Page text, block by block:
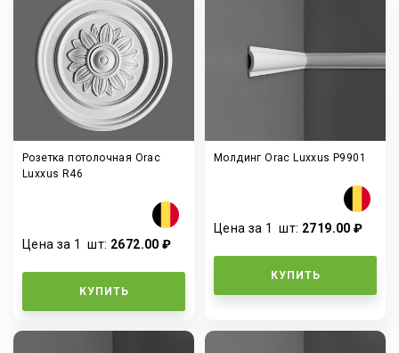
Розетка потолочная Orac
Luxxus R46
Цена за 1шт: 2672.00 ₽
КУПИТЬ
Молдинг Orac Luxxus P9901
Цена за 1шт: 2719.00 ₽
КУПИТЬ